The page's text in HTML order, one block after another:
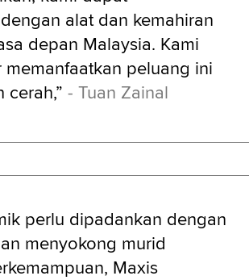
alat dan kemahiran
depan Malaysia. Kami
peluang ini
- Tuan Zainal
perlu dipadankan dengan
menyokong murid
Maxis